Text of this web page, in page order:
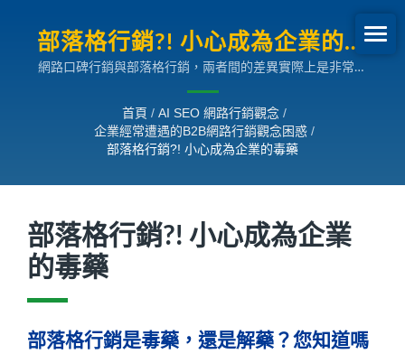
部落格行銷?! 小心成為企業的毒
藥 | 企業經常遭遇的B2B網路行
銷觀念困惑
網路口碑行銷與部落格行銷，兩者間的差異實際上是非常的
坊間許多網路公司卻都將部落格行銷當成網路口碑行銷，這反
而導致他們的客戶流失更多的商機，最終讓部落格行銷成為了
企業的毒藥。目前國內行銷市場其實非常熱絡，最重要的是找
出需求、選擇出最適合的行銷方式，才能讓網際網路行銷成為
首頁 / AI SEO 網路行銷觀念 /
企業經常遭遇的B2B網路行銷觀念困惑 /
部落格行銷?! 小心成為企業的毒藥
部落格行銷?! 小心成為企業
的毒藥
部落格行銷是毒藥，還是解藥？您知道嗎